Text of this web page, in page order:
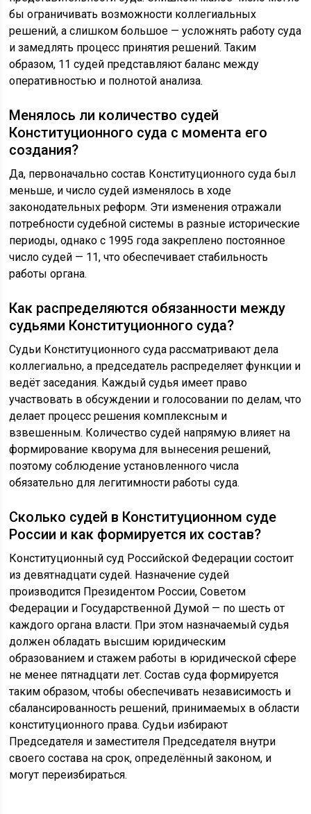
бы ограничивать возможности коллегиальных
решений, а слишком большое — усложнять работу суда
и замедлять процесс принятия решений. Таким
образом, 11 судей представляют баланс между
оперативностью и полнотой анализа.
Менялось ли количество судей
Конституционного суда с момента его
создания?
Да, первоначально состав Конституционного суда был
меньше, и число судей изменялось в ходе
законодательных реформ. Эти изменения отражали
потребности судебной системы в разные исторические
периоды, однако с 1995 года закреплено постоянное
число судей — 11, что обеспечивает стабильность
работы органа.
Как распределяются обязанности между
судьями Конституционного суда?
Судьи Конституционного суда рассматривают дела
коллегиально, а председатель распределяет функции и
ведёт заседания. Каждый судья имеет право
участвовать в обсуждении и голосовании по делам, что
делает процесс решения комплексным и
взвешенным. Количество судей напрямую влияет на
формирование кворума для вынесения решений,
поэтому соблюдение установленного числа
обязательно для легитимности работы суда.
Сколько судей в Конституционном суде
России и как формируется их состав?
Конституционный суд Российской Федерации состоит
из девятнадцати судей. Назначение судей
производится Президентом России, Советом
Федерации и Государственной Думой — по шесть от
каждого органа власти. При этом назначаемый судья
должен обладать высшим юридическим
образованием и стажем работы в юридической сфере
не менее пятнадцати лет. Состав суда формируется
таким образом, чтобы обеспечивать независимость и
сбалансированность решений, принимаемых в области
конституционного права. Судьи избирают
Председателя и заместителя Председателя внутри
своего состава на срок, определённый законом, и
могут переизбираться.